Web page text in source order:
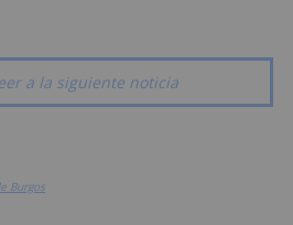
a la siguiente noticia
Burgos